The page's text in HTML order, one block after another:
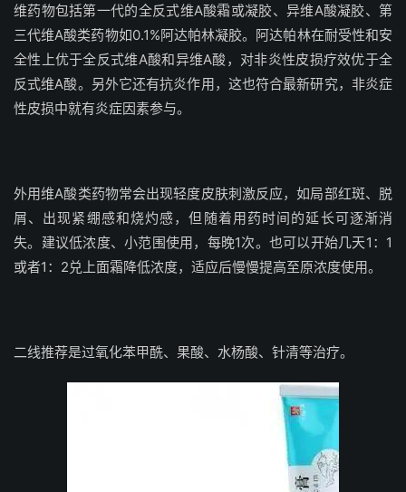
维药物包括第一代的全反式维A酸霜或凝胶、异维A酸凝胶、第
三代维A酸类药物如0.1%阿达帕林凝胶。阿达帕林在耐受性和安
全性上优于全反式维A酸和异维A酸，对非炎性皮损疗效优于全
反式维A酸。另外它还有抗炎作用，这也符合最新研究，非炎症
性皮损中就有炎症因素参与。
外用维A酸类药物常会出现轻度皮肤刺激反应，如局部红斑、脱
屑、出现紧绷感和烧灼感，但随着用药时间的延长可逐渐消
失。建议低浓度、小范围使用，每晚1次。也可以开始几天1：1
或者1：2兑上面霜降低浓度，适应后慢慢提高至原浓度使用。
二线推荐是过氧化苯甲酰、果酸、水杨酸、针清等治疗。